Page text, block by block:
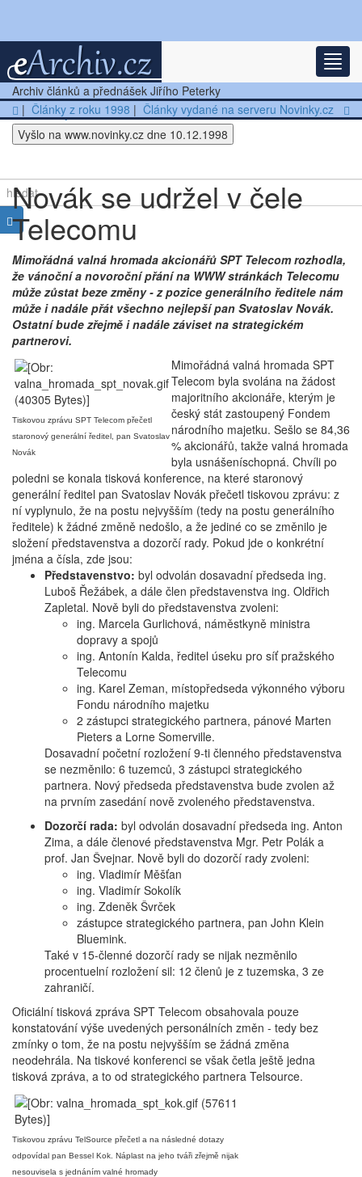
Nejnovější články
Další články
Přednášky
Ostatní
Archiv článků a přednášek Jiřího Peterky
| Články z roku 1998 | Články vydané na serveru Novinky.cz
Vyšlo na www.novinky.cz dne 10.12.1998
Novák se udržel v čele
Telecomu
Mimořádná valná hromada akcionářů SPT Telecom rozhodla,
že vánoční a novoroční přání na WWW stránkách Telecomu
může zůstat beze změny - z pozice generálního ředitele nám
může i nadále přát všechno nejlepší pan Svatoslav Novák.
Ostatní bude zřejmě i nadále záviset na strategickém
partnerovi.
Tiskovou zprávu SPT Telecom přečetl
staronový generální ředitel, pan Svatoslav
Novák
Mimořádná valná hromada SPT
Telecom byla svolána na žádost
majoritního akcionáře, kterým je
český stát zastoupený Fondem
národního majetku. Sešlo se 84,36
% akcionářů, takže valná hromada
byla usnášeníschopná. Chvíli po
poledni se konala tisková konference, na které staronový
generální ředitel pan Svatoslav Novák přečetl tiskovou zprávu: z
ní vyplynulo, že na postu nejvyšším (tedy na postu generálního
ředitele) k žádné změně nedošlo, a že jediné co se změnilo je
složení představenstva a dozorčí rady. Pokud jde o konkrétní
jména a čísla, zde jsou:
Představenstvo: byl odvolán dosavadní předseda ing.
Luboš Řežábek, a dále člen představenstva ing. Oldřich
Zapletal. Nově byli do představenstva zvoleni:
ing. Marcela Gurlichová, náměstkyně ministra
dopravy a spojů
ing. Antonín Kalda, ředitel úseku pro síť pražského
Telecomu
ing. Karel Zeman, místopředseda výkonného výboru
Fondu národního majetku
2 zástupci strategického partnera, pánové Marten
Pieters a Lorne Somerville.
Dosavadní početní rozložení 9-ti členného představenstva
se nezměnilo: 6 tuzemců, 3 zástupci strategického
partnera. Nový předseda představenstva bude zvolen až
na prvním zasedání nově zvoleného představenstva.
Dozorčí rada: byl odvolán dosavadní předseda ing. Anton
Zima, a dále členové představenstva Mgr. Petr Polák a
prof. Jan Švejnar. Nově byli do dozorčí rady zvoleni:
ing. Vladimír Měšťan
ing. Vladimír Sokolík
ing. Zdeněk Švrček
zástupce strategického partnera, pan John Klein
Bluemink.
Také v 15-členné dozorčí rady se nijak nezměnilo
procentuelní rozložení sil: 12 členů je z tuzemska, 3 ze
zahraničí.
Oficiální tisková zpráva SPT Telecom obsahovala pouze
konstatování výše uvedených personálních změn - tedy bez
zmínky o tom, že na postu nejvyšším se žádná změna
neodehrála. Na tiskové konferenci se však četla ještě jedna
tisková zpráva, a to od strategického partnera Telsource.
Tiskovou zprávu TelSource přečetl a na následné dotazy
odpovídal pan Bessel Kok. Náplast na jeho tváři zřejmě nijak
nesouvisela s jednáním valné hromady